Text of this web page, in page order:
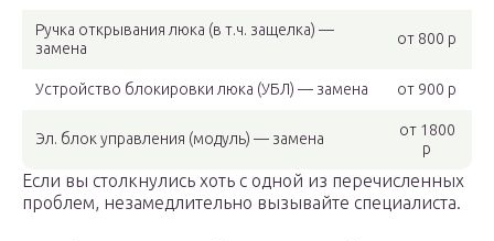
Ручка открывания люка (в т.ч. защелка) —
замена
от 800 р
Устройство блокировки люка (УБЛ) — замена от 900 р
Эл. блок управления (модуль) — замена
от 1800
р
Если вы столкнулись хоть с одной из перечисленных
проблем, незамедлительно вызывайте специалиста.